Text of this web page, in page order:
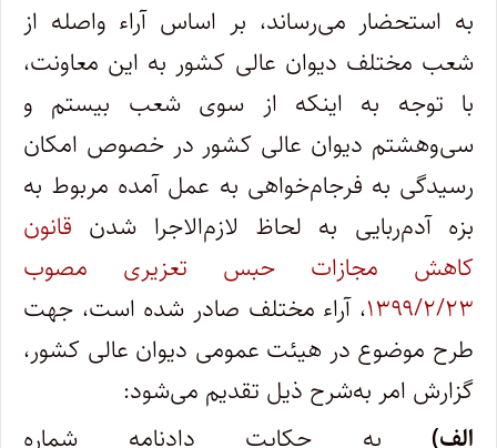
به استحضار می‌رساند، بر اساس آراء واصله از
شعب مختلف دیوان عالی کشور به این معاونت،
با توجه به اینکه از سوی شعب بیستم و
سی‌وهشتم دیوان عالی کشور در خصوص امکان
رسیدگی به فرجام‌خواهی به عمل آمده مربوط به
بزه آدم‌ربایی به لحاظ لازم‌الاجرا شدن قانون
کاهش مجازات حبس تعزیری مصوب
۱۳۹۹/۲/۲۳، آراء مختلف صادر شده است، جهت
طرح موضوع در هیئت عمومی دیوان عالی کشور،
گزارش امر به‌شرح ذیل تقدیم می‌شود:
الف) به حکایت دادنامه شماره